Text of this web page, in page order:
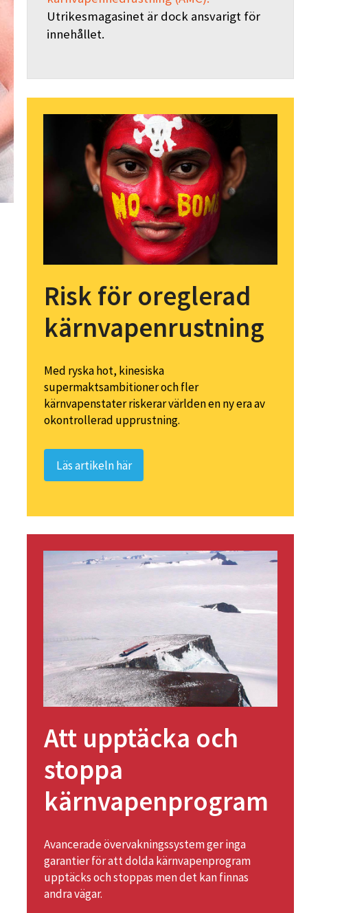
Utrikesmagasinet är dock ansvarigt för
innehållet.
Risk för oreglerad
kärnvapenrustning
Med ryska hot, kinesiska
supermaktsambitioner och fler
kärnvapenstater riskerar världen en ny era av
okontrollerad upprustning.
Läs artikeln här
Att upptäcka och
stoppa
kärnvapenprogram
Avancerade övervakningssystem ger inga
garantier för att dolda kärnvapenprogram
upptäcks och stoppas men det kan finnas
andra vägar.